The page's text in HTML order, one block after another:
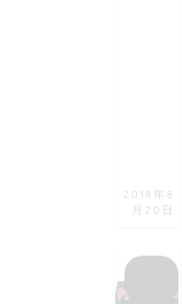
2018年8
月20日